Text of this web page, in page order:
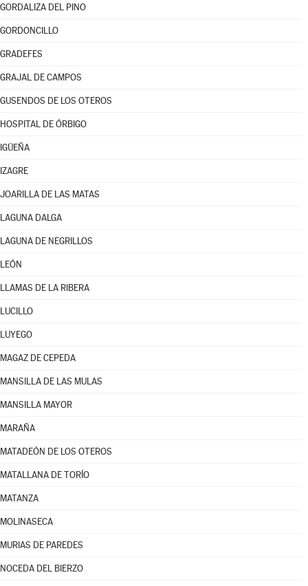
GORDALIZA DEL PINO
GORDONCILLO
GRADEFES
GRAJAL DE CAMPOS
GUSENDOS DE LOS OTEROS
HOSPITAL DE ÓRBIGO
IGÜEÑA
IZAGRE
JOARILLA DE LAS MATAS
LAGUNA DALGA
LAGUNA DE NEGRILLOS
LEÓN
LLAMAS DE LA RIBERA
LUCILLO
LUYEGO
MAGAZ DE CEPEDA
MANSILLA DE LAS MULAS
MANSILLA MAYOR
MARAÑA
MATADEÓN DE LOS OTEROS
MATALLANA DE TORÍO
MATANZA
MOLINASECA
MURIAS DE PAREDES
NOCEDA DEL BIERZO